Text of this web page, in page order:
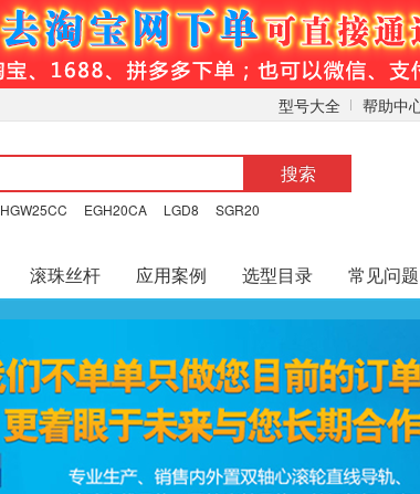
型号大全 帮助中
搜索
HGW25CC EGH20CA LGD8 SGR20
滚珠丝杆 应用案例 选型目录 常见问题